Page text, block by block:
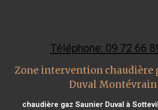
Téléphone: 09 72 66
Zone intervention chaudière
Duval Montévrain
chaudière gaz Saunier Duval à